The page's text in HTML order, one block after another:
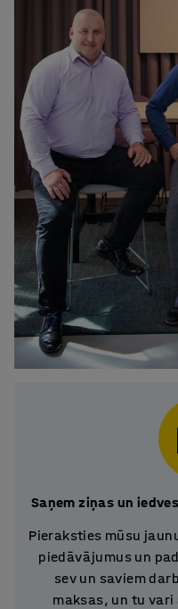
Saņem ziņas un
Pieraksties mūsu
piedāvājumus un
sev un saviem
maksas, un tu